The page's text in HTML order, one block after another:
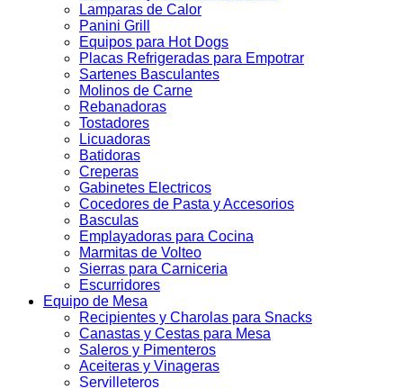
Lamparas de Calor
Panini Grill
Equipos para Hot Dogs
Placas Refrigeradas para Empotrar
Sartenes Basculantes
Molinos de Carne
Rebanadoras
Tostadores
Licuadoras
Batidoras
Creperas
Gabinetes Electricos
Cocedores de Pasta y Accesorios
Basculas
Emplayadoras para Cocina
Marmitas de Volteo
Sierras para Carniceria
Escurridores
Equipo de Mesa
Recipientes y Charolas para Snacks
Canastas y Cestas para Mesa
Saleros y Pimenteros
Aceiteras y Vinageras
Servilleteros